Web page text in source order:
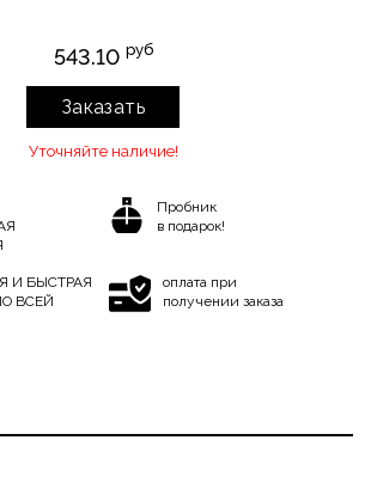
543.10 руб
Заказать
Уточняйте наличие!
Пробник
в подарок!
И БЫСТРАЯ
ВСЕЙ
оплата при
получении заказа